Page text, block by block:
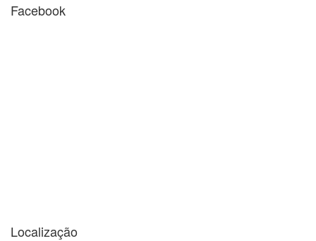
Facebook
Localização